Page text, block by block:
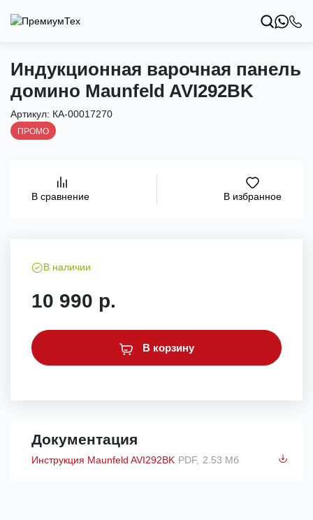
Индукционная варочная панель
домино Maunfeld AVI292BK
Артикул: КА-00017270
ПРОМО
В сравнение В избранное
В наличии
10 990 р.
В корзину
Документация
Инструкция Maunfeld AVI292BK PDF, 2.53 Мб